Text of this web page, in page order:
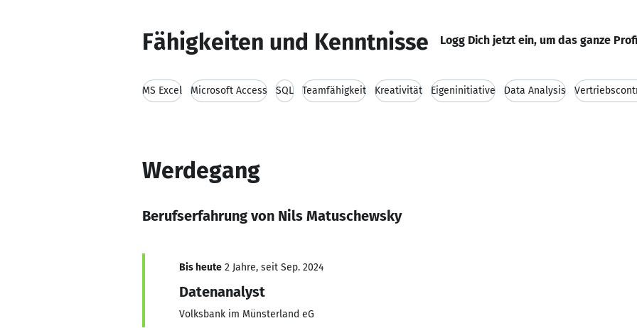
Fähigkeiten und Kenntnisse Logg Dich jetzt ein, um das ganze
MS Excel Microsoft Access SQL Teamfähigkeit Kreativität Eigeninitiative Data Analysis
Werdegang
Berufserfahrung von Nils Matuschewsky
Bis heute 2 Jahre, seit Sep. 2024
Datenanalyst
Volksbank im Münsterland eG